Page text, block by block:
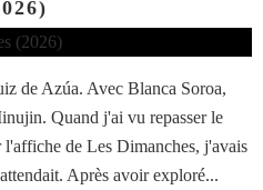
de Azúa. Avec Blanca Soroa,
Quand j'ai vu repasser le
de Les Dimanches, j'avais
Après avoir exploré...